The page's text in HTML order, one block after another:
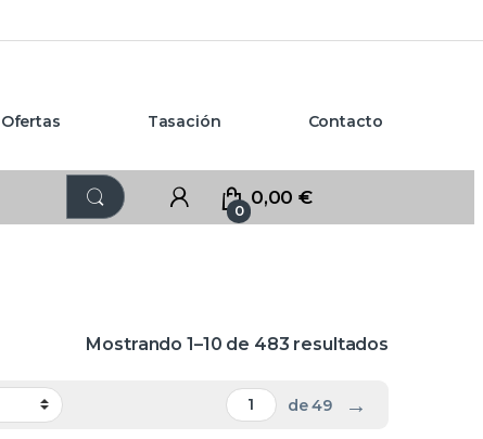
Ofertas Tasación Contacto
0
0,00€
Mostrando 1–10 de 483 resultados
de 49 →